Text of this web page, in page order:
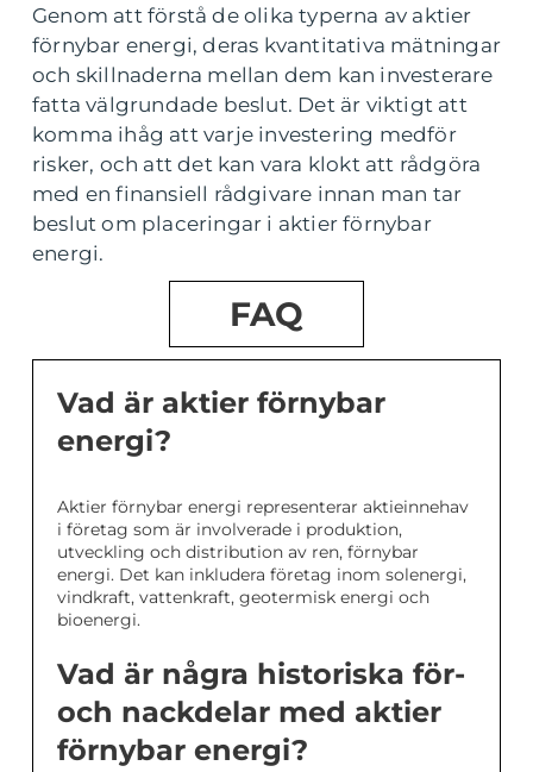
Genom att förstå de olika typerna av aktier
förnybar energi, deras kvantitativa mätningar
och skillnaderna mellan dem kan investerare
fatta välgrundade beslut. Det är viktigt att
komma ihåg att varje investering medför
risker, och att det kan vara klokt att rådgöra
med en finansiell rådgivare innan man tar
beslut om placeringar i aktier förnybar
energi.
FAQ
Vad är aktier förnybar
energi?
Aktier förnybar energi representerar aktieinnehav
i företag som är involverade i produktion,
utveckling och distribution av ren, förnybar
energi. Det kan inkludera företag inom solenergi,
vindkraft, vattenkraft, geotermisk energi och
bioenergi.
Vad är några historiska för-
och nackdelar med aktier
förnybar energi?